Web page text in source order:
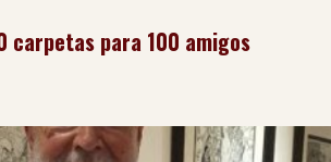
carpetas para 100 amigos